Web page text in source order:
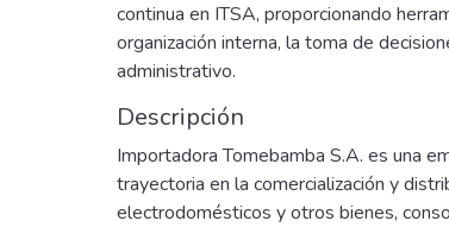
continua en ITSA, proporcionando
organización interna, la toma de
administrativo.
Descripción
Importadora Tomebamba S.A. es una
trayectoria en la comercialización y
electrodomésticos y otros bienes,